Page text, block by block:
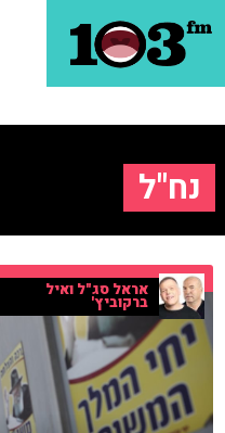
נח"ל
אראל סג"ל ואיל
ברקוביץ'